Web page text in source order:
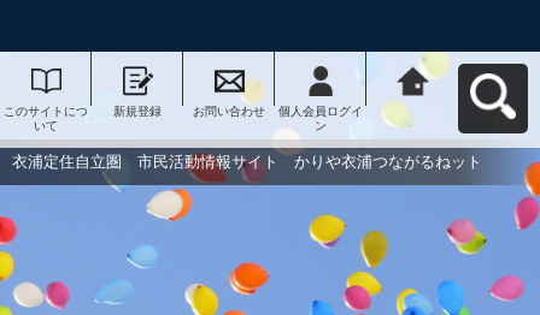
このサイトにつ
いて
新規登録 お問い合わせ
個人会員ログイ
ン
衣浦定住自立
圏 市民活動情
報サイト かり
や衣浦つながる
ねットへ戻る
衣浦定住自立圏 市民活動情報サイト かりや衣浦つながるねット